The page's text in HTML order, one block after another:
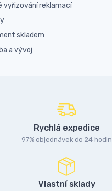
vyřizování reklamací
skladem
a vývoj
Rychlá expedice
97% objednávek do 24 hodin
Vlastní sklady